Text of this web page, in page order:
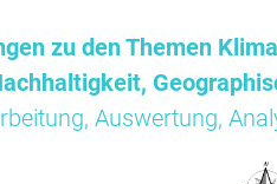
zu den Themen
Auswertung,